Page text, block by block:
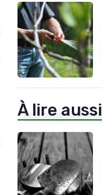
À lire aussi